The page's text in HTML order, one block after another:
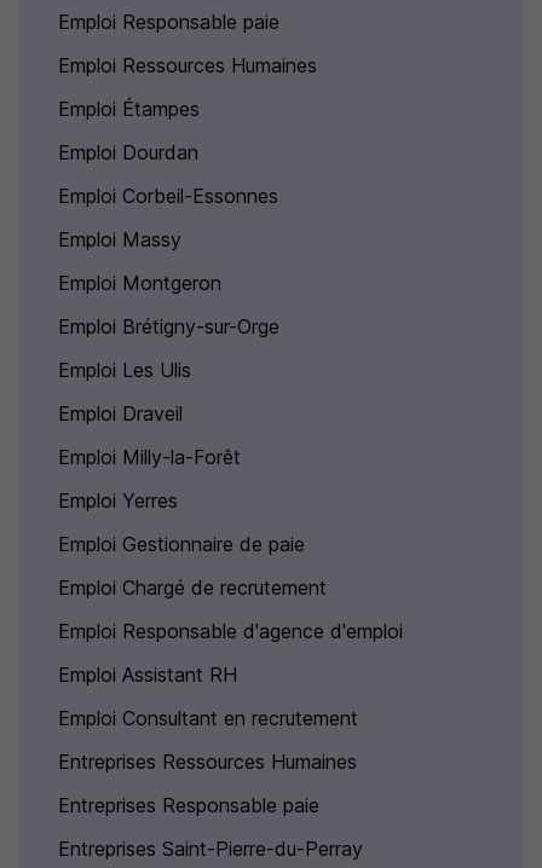
Emploi Responsable paie
Emploi Ressources Humaines
Emploi Étampes
Emploi Dourdan
Emploi Corbeil-Essonnes
Emploi Massy
Emploi Montgeron
Emploi Brétigny-sur-Orge
Emploi Les Ulis
Emploi Draveil
Emploi Milly-la-Forêt
Emploi Yerres
Emploi Gestionnaire de paie
Emploi Chargé de recrutement
Emploi Responsable d'agence d'emploi
Emploi Assistant RH
Emploi Consultant en recrutement
Entreprises Ressources Humaines
Entreprises Responsable paie
Entreprises Saint-Pierre-du-Perray